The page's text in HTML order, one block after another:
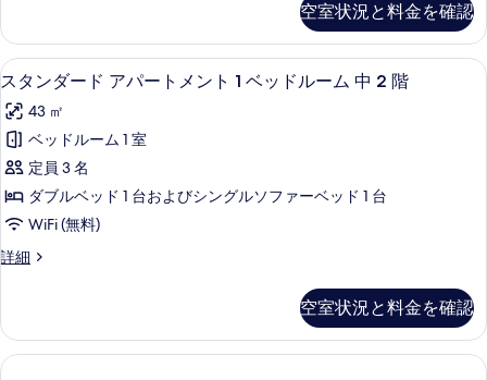
表
示
す
る
べ
て
の
写
真
を
表
示
の
詳
細
メ
ン
ト
1
ベ
ッ
ド
ル
ー
す
べ
ア
ア
パ
ト
メ
ン
ト
ベ
ッ
ド
の
詳
細
空室状況と料金を確認
ス
タ
ン
ダ
ー
ド
パ
ト
メ
スタンダード アパートメント 1 ベッ
23
スタンダード アパートメント 1 ベッドルーム 中 2 階
43 ㎡
ベッドルーム 1 室
定員 3 名
ダブルベッド 1 台およびシングルソファーベッド 1 台
WiFi (無料)
詳細
ス
ー
ド
ア
空室状況と料金を確認